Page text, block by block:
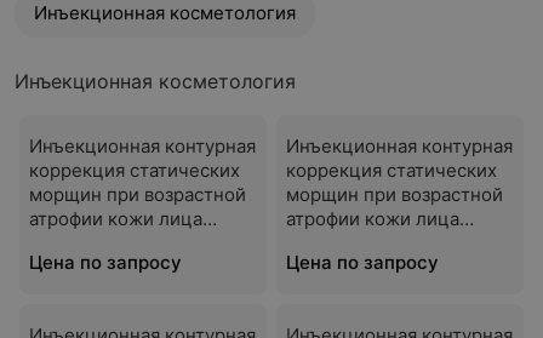
Инъекционная косметология
Инъекционная косметология
Инъекционная контурная
коррекция статических
морщин при возрастной
атрофии кожи лица
Цена по запросу
Инъекционная контурная
коррекция статических
морщин при возрастной
атрофии кожи лица
Цена по запросу